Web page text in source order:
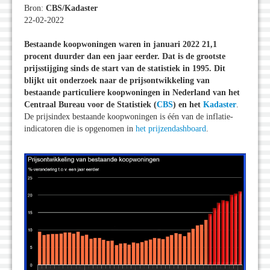
Bron: CBS/Kadaster
22-02-2022
Bestaande koopwoningen waren in januari 2022 21,1
procent duurder dan een jaar eerder. Dat is de grootste
prijsstijging sinds de start van de statistiek in 1995. Dit
blijkt uit onderzoek naar de prijsontwikkeling van
bestaande particuliere koopwoningen in Nederland van het
Centraal Bureau voor de Statistiek (CBS) en het Kadaster.
De prijsindex bestaande koopwoningen is één van de inflatie-
indicatoren die is opgenomen in het prijzendashboard.